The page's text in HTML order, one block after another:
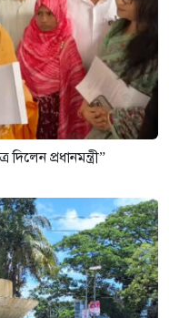
প্রধানমন্ত্রী”